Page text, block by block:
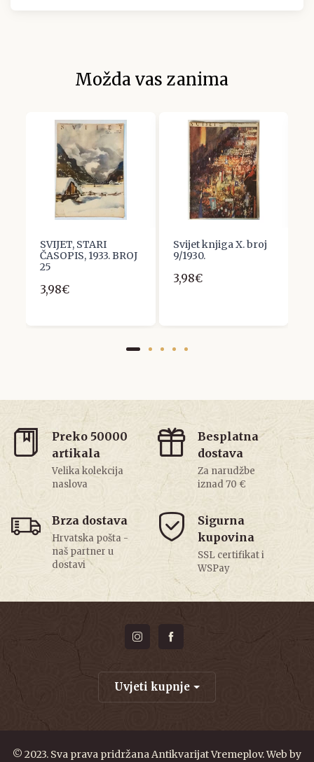
Možda vas zanima
SVIJET, STARI
ČASOPIS, 1933. BROJ
25
3,98€
Svijet knjiga X. broj
9/1930.
3,98€
Preko 50000
artikala
Velika kolekcija
naslova
Besplatna
dostava
Za narudžbe
iznad 70 €
Brza dostava
Hrvatska pošta -
naš partner u
dostavi
Sigurna
kupovina
SSL certifikat i
WSPay
Uvjeti kupnje
© 2023. Sva prava pridržana Antikvarijat Vremeplov. Web by